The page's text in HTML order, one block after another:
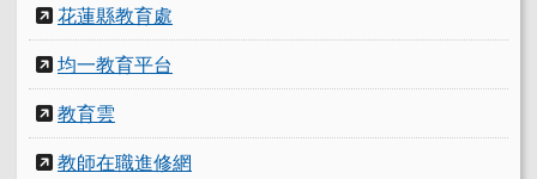
花蓮縣教育處
均一教育平台
教育雲
教師在職進修網